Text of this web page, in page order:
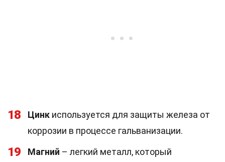
18 Цинк используется для защиты железа от
коррозии в процессе гальванизации.
19 Магний – легкий металл, который